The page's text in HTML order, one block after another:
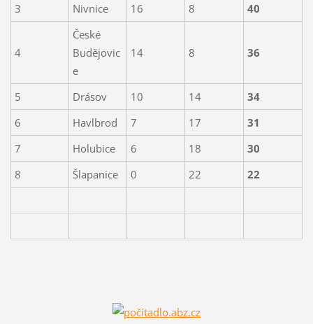
3 Nivnice 16 8 40
4
České
Budějovic
e
14 8 36
5 Drásov 10 14
34
6
Havlbrod 7 17
31
7
Holubice 6 18
30
8
Šlapanice 0 22 22